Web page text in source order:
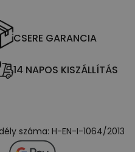
CSERE GARANCIA
14 NAPOS KISZÁLLÍTÁS
száma: H-EN-I-1064/2013